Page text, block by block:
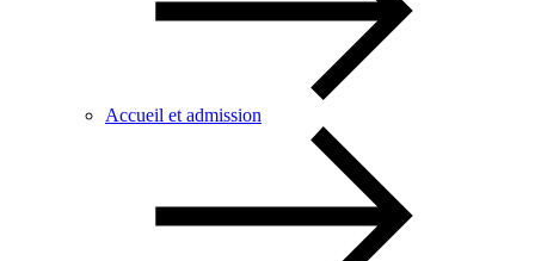
Accueil et admission